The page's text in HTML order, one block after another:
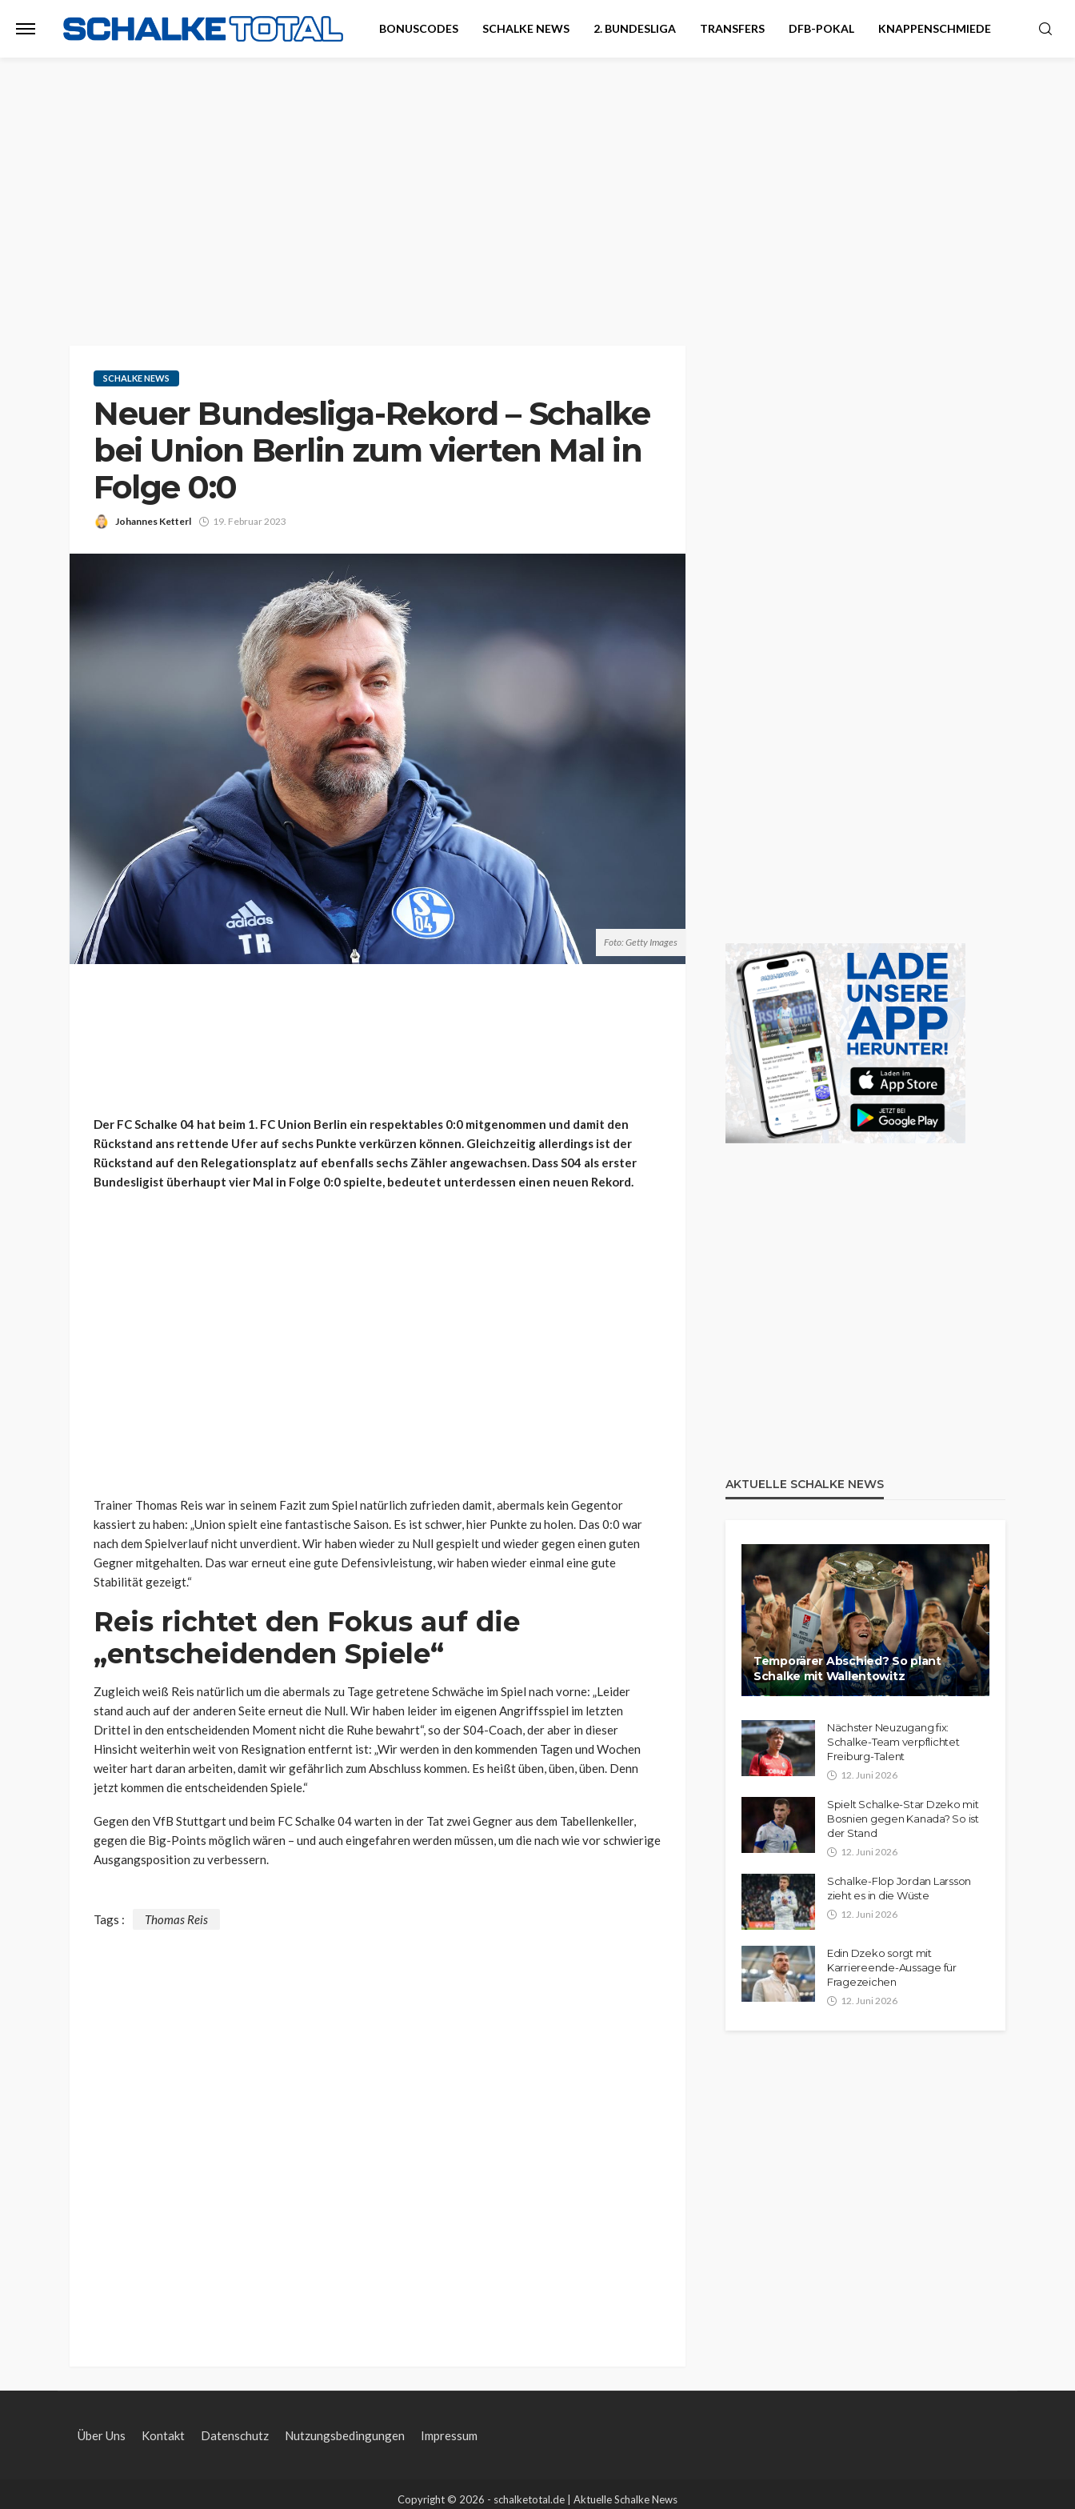
BONUSCODES SCHALKE NEWS 2. BUNDESLIGA TRANSFERS DFB-POKAL KNAPPENSCHMIEDE
SCHALKE NEWS
Neuer Bundesliga-Rekord – Schalke
bei Union Berlin zum vierten Mal in
Folge 0:0
Johannes Ketterl 19. Februar 2023
Foto: Getty Images
Der FC Schalke 04 hat beim 1. FC Union Berlin ein respektables 0:0 mitgenommen und damit den
Rückstand ans rettende Ufer auf sechs Punkte verkürzen können. Gleichzeitig allerdings ist der
Rückstand auf den Relegationsplatz auf ebenfalls sechs Zähler angewachsen. Dass S04 als erster
Bundesligist überhaupt vier Mal in Folge 0:0 spielte, bedeutet unterdessen einen neuen Rekord.
Trainer Thomas Reis war in seinem Fazit zum Spiel natürlich zufrieden damit, abermals kein Gegentor
kassiert zu haben: „Union spielt eine fantastische Saison. Es ist schwer, hier Punkte zu holen. Das 0:0 war
nach dem Spielverlauf nicht unverdient. Wir haben wieder zu Null gespielt und wieder gegen einen guten
Gegner mitgehalten. Das war erneut eine gute Defensivleistung, wir haben wieder einmal eine gute
Stabilität gezeigt.“
Reis richtet den Fokus auf die
„entscheidenden Spiele“
Zugleich weiß Reis natürlich um die abermals zu Tage getretene Schwäche im Spiel nach vorne: „Leider
stand auch auf der anderen Seite erneut die Null. Wir haben leider im eigenen Angriffsspiel im letzten
Drittel in den entscheidenden Moment nicht die Ruhe bewahrt“, so der S04-Coach, der aber in dieser
Hinsicht weiterhin weit von Resignation entfernt ist: „Wir werden in den kommenden Tagen und Wochen
weiter hart daran arbeiten, damit wir gefährlich zum Abschluss kommen. Es heißt üben, üben, üben. Denn
jetzt kommen die entscheidenden Spiele.“
Gegen den VfB Stuttgart und beim FC Schalke 04 warten in der Tat zwei Gegner aus dem Tabellenkeller,
gegen die Big-Points möglich wären – und auch eingefahren werden müssen, um die nach wie vor schwierige
Ausgangsposition zu verbessern.
Tags : Thomas Reis
AKTUELLE SCHALKE NEWS
Temporärer Abschied? So plant
Schalke mit Wallentowitz
Nächster Neuzugang fix:
Schalke-Team verpflichtet
Freiburg-Talent
12. Juni 2026
Spielt Schalke-Star Dzeko mit
Bosnien gegen Kanada? So ist
der Stand
12. Juni 2026
Schalke-Flop Jordan Larsson
zieht es in die Wüste
12. Juni 2026
Edin Dzeko sorgt mit
Karriereende-Aussage für
Fragezeichen
12. Juni 2026
Über Uns Kontakt Datenschutz Nutzungsbedingungen Impressum
Copyright © 2026 - schalketotal.de | Aktuelle Schalke News